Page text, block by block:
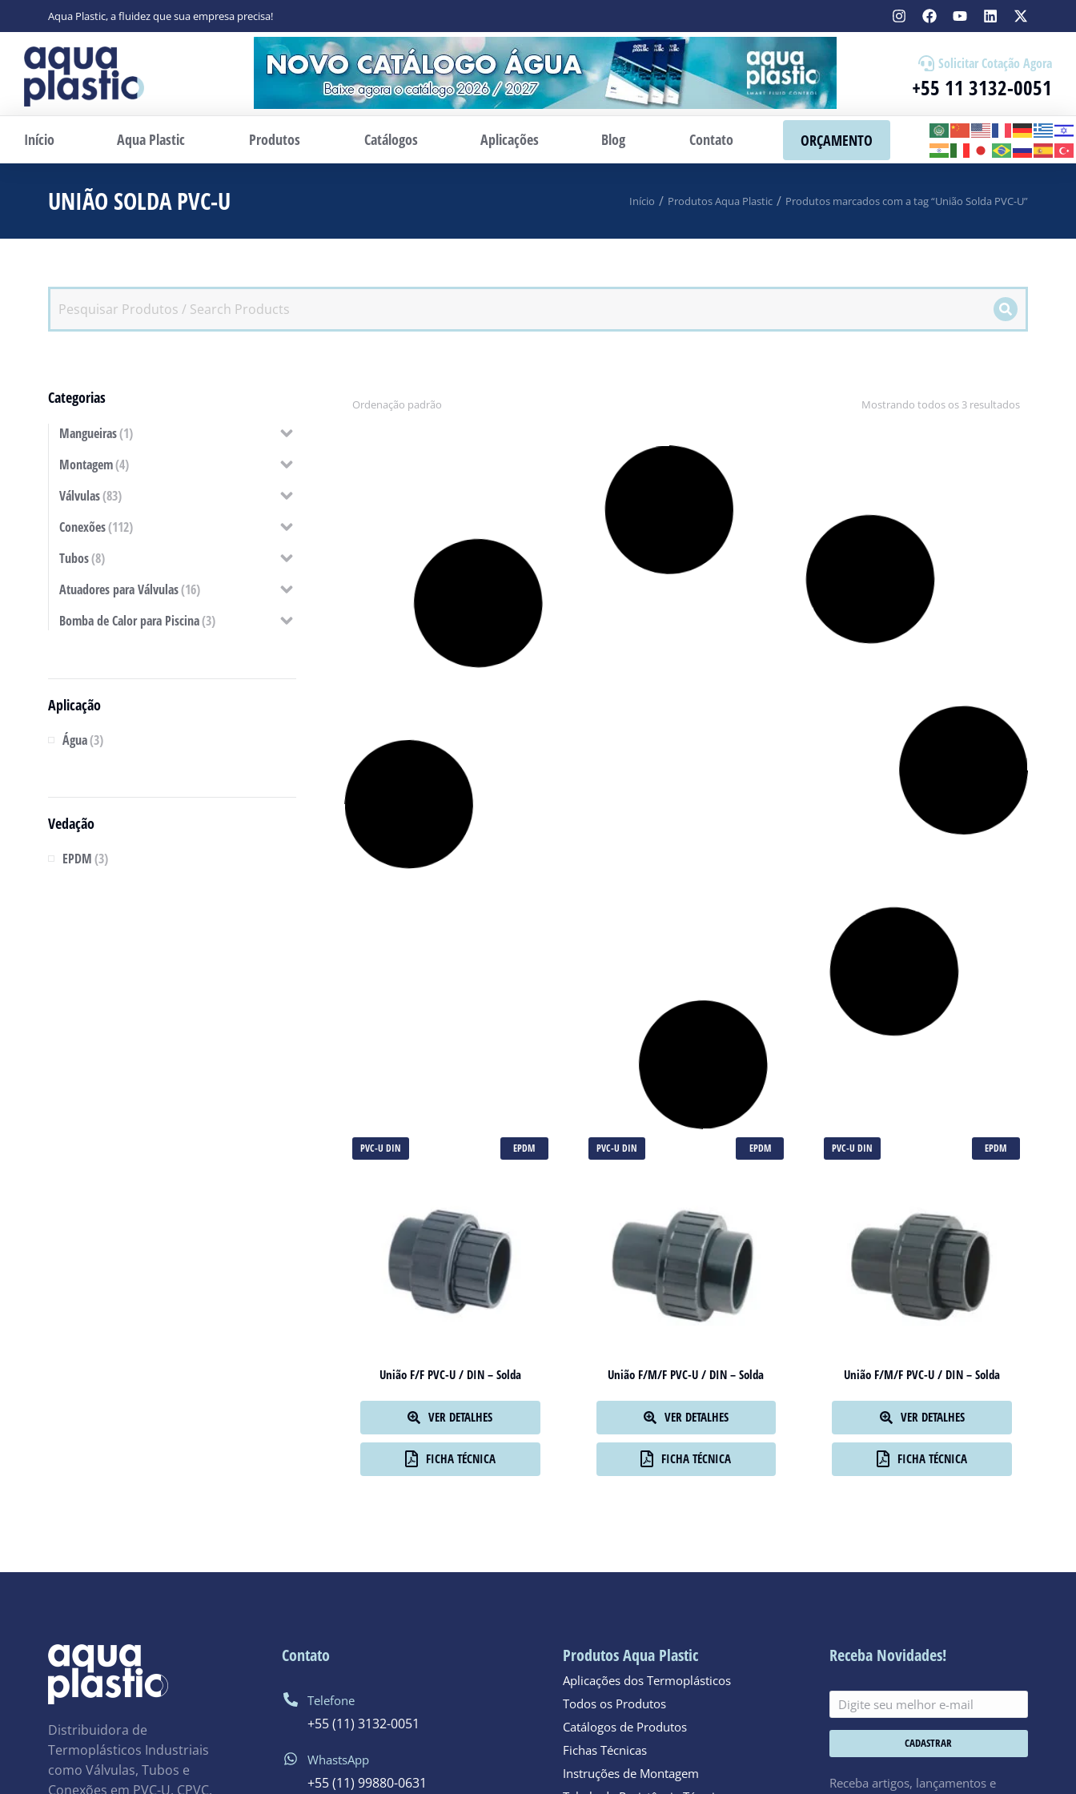
Aqua Plastic, a fluidez que sua empresa precisa!
Solicitar Cotação Agora
+55 11 3132-0051
Início Aqua Plastic Produtos Catálogos Aplicações Blog Contato ORÇAMENTO
UNIÃO SOLDA PVC-U Início Produtos Aqua Plastic Produtos marcados com a tag “União Solda PVC-U”
Categorias
Mangueiras(1)
Montagem(4)
Válvulas(83)
Conexões(112)
Tubos(8)
Atuadores para Válvulas(16)
Bomba de Calor para Piscina(3)
Aplicação
Água(3)
Vedação
EPDM(3)
Mostrando todos os 3 resultados
PVC-U DIN EPDM
União F/F PVC-U / DIN – Solda
VER DETALHES
FICHA TÉCNICA
PVC-U DIN EPDM
União F/M/F PVC-U / DIN – Solda
VER DETALHES
FICHA TÉCNICA
PVC-U DIN EPDM
União F/M/F PVC-U / DIN – Solda
VER DETALHES
FICHA TÉCNICA
Distribuidora de
Termoplásticos Industriais
como Válvulas, Tubos e
Contato
Telefone
+55 (11) 3132-0051
WhastsApp
+55 (11) 99880-0631
Produtos Aqua Plastic
Aplicações dos Termoplásticos
Todos os Produtos
Catálogos de Produtos
Fichas Técnicas
Instruções de Montagem
Receba Novidades!
CADASTRAR
Receba artigos, lançamentos e